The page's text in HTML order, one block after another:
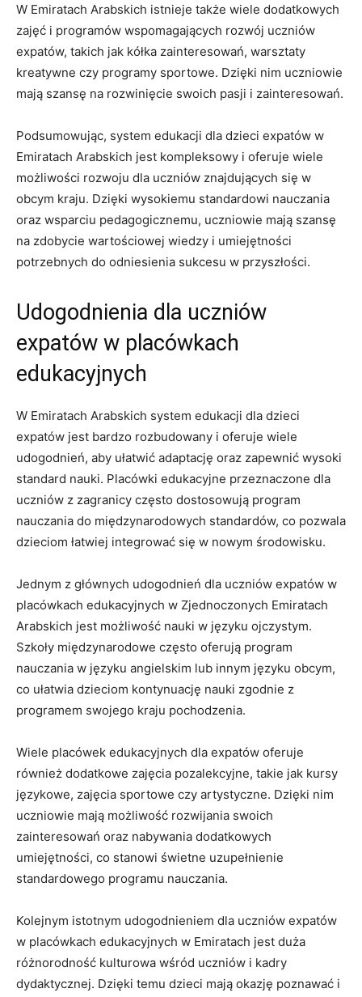
W Emiratach Arabskich istnieje także wiele dodatkowych
zajęć i programów wspomagających ‌rozwój uczniów
expatów, takich jak kółka zainteresowań, warsztaty
kreatywne czy programy sportowe. Dzięki‌ nim uczniowie
mają szansę na ⁣rozwinięcie swoich ⁤pasji‍ i ‌zainteresowań.
Podsumowując, system edukacji dla dzieci ‌expatów w
Emiratach Arabskich ⁣jest kompleksowy i oferuje wiele⁢
możliwości rozwoju ‍dla uczniów znajdujących się w
obcym kraju. Dzięki wysokiemu⁢ standardowi nauczania
oraz wsparciu pedagogicznemu, uczniowie mają ‍szansę
na zdobycie wartościowej wiedzy i ‌umiejętności
potrzebnych do odniesienia sukcesu w przyszłości.
Udogodnienia dla uczniów
expatów ‌w placówkach
edukacyjnych
W Emiratach Arabskich system edukacji dla dzieci
expatów⁣ jest bardzo rozbudowany i ‍oferuje wiele
udogodnień, aby ułatwić adaptację oraz zapewnić wysoki⁢
standard nauki. Placówki ‌edukacyjne⁣ przeznaczone dla​
uczniów z zagranicy często dostosowują program
nauczania do międzynarodowych standardów, co⁤ pozwala
dzieciom łatwiej integrować się w nowym środowisku.
Jednym z głównych udogodnień dla uczniów ⁤expatów w
placówkach‍ edukacyjnych w Zjednoczonych Emiratach
Arabskich jest możliwość‌ nauki w języku ojczystym.
Szkoły międzynarodowe często oferują program
nauczania w języku angielskim ‍lub innym języku obcym,​
co⁢ ułatwia ‌dzieciom ‌kontynuację nauki zgodnie z
programem ⁤swojego kraju pochodzenia.
Wiele⁣ placówek edukacyjnych‌ dla expatów oferuje
również dodatkowe zajęcia pozalekcyjne, takie jak kursy
językowe, zajęcia sportowe czy artystyczne. Dzięki nim
uczniowie⁤ mają możliwość rozwijania⁢ swoich
zainteresowań⁣ oraz nabywania‍ dodatkowych
⁤umiejętności, co ⁣stanowi świetne uzupełnienie
standardowego⁢ programu nauczania.
Kolejnym‍ istotnym udogodnieniem dla uczniów ‍expatów
w placówkach edukacyjnych w Emiratach jest‌ duża
różnorodność kulturowa ‍wśród uczniów ​i kadry
dydaktycznej. Dzięki temu dzieci mają okazję ‌poznawać i